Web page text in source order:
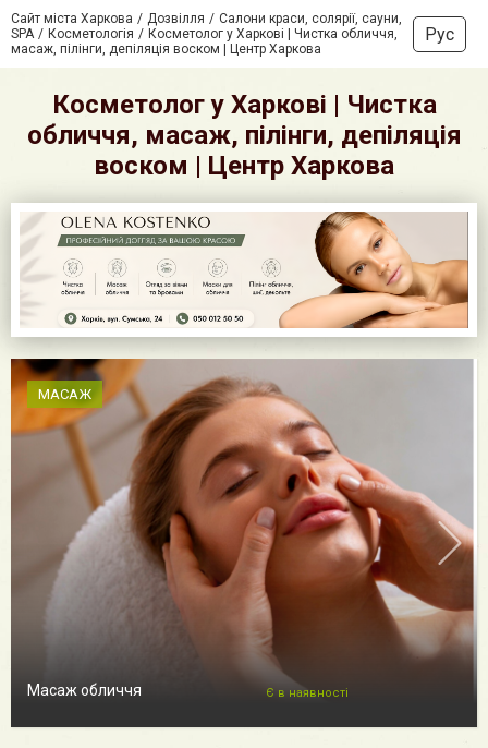
Сайт міста Харкова Дозвілля
Салони краси, солярії, сауни,
SPA
Косметологія
Косметолог у Харкові | Чистка обличчя,
масаж, пілінги, депіляція воском | Центр Харкова
Рус
Косметолог у Харкові | Чистка
обличчя, масаж, пілінги, депіляція
воском | Центр Харкова
МАСАЖ
Масаж обличчя Є в наявності